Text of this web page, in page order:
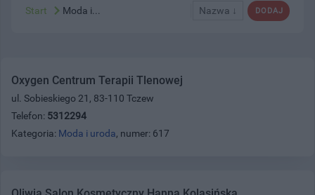
DODAJ
Nazwa ↓
Start Moda i...
Oxygen Centrum Terapii Tlenowej
ul. Sobieskiego 21, 83-110 Tczew
Telefon: 5312294
Kategoria: Moda i uroda, numer: 617